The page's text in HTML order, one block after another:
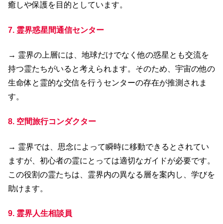
癒しや保護を目的としています。
7. 霊界惑星間通信センター
→ 霊界の上層には、地球だけでなく他の惑星とも交流を
持つ霊たちがいると考えられます。そのため、宇宙の他の
生命体と霊的な交信を行うセンターの存在が推測されま
す。
8. 空間旅行コンダクター
→ 霊界では、思念によって瞬時に移動できるとされてい
ますが、初心者の霊にとっては適切なガイドが必要です。
この役割の霊たちは、霊界内の異なる層を案内し、学びを
助けます。
9. 霊界人生相談員